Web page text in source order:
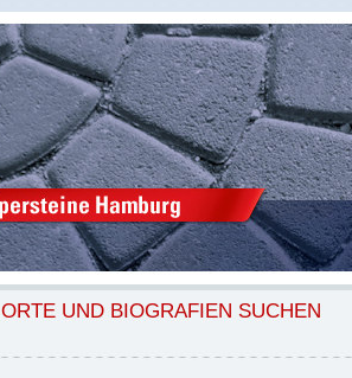
UND BIOGRAFIEN SUCHEN